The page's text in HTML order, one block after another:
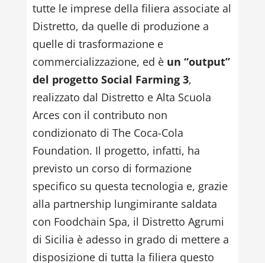
tutte le imprese della filiera associate al
Distretto, da quelle di produzione a
quelle di trasformazione e
commercializzazione, ed è un “output”
del progetto Social Farming 3,
realizzato dal Distretto e Alta Scuola
Arces con il contributo non
condizionato di The Coca-Cola
Foundation. Il progetto, infatti, ha
previsto un corso di formazione
specifico su questa tecnologia e, grazie
alla partnership lungimirante saldata
con Foodchain Spa, il Distretto Agrumi
di Sicilia è adesso in grado di mettere a
disposizione di tutta la filiera questo